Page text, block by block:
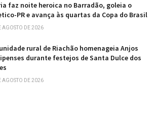
faz noite heroica no Barradão, goleia o
PR e avança às quartas da Copa do Brasil
AGOSTO DE 2026
rural de Riachão homenageia Anjos
durante festejos de Santa Dulce dos
AGOSTO DE 2026